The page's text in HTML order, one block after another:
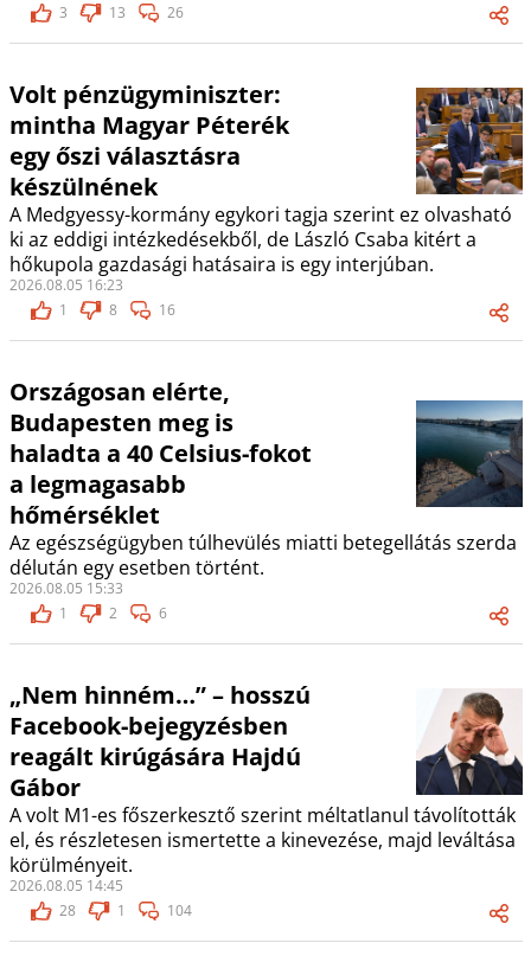
3
13 26
Volt pénzügyminiszter:
mintha Magyar Péterék
egy őszi választásra
készülnének
A Medgyessy-kormány egykori tagja szerint ez olvasható
ki az eddigi intézkedésekből, de László Csaba kitért a
hőkupola gazdasági hatásaira is egy interjúban.
2026.08.05 16:23
1
8 16
Országosan elérte,
Budapesten meg is
haladta a 40 Celsius-fokot
a legmagasabb
hőmérséklet
Az egészségügyben túlhevülés miatti betegellátás szerda
délután egy esetben történt.
2026.08.05 15:33
1
2 6
„Nem hinném…” – hosszú
Facebook-bejegyzésben
reagált kirúgására Hajdú
Gábor
A volt M1-es főszerkesztő szerint méltatlanul távolították
el, és részletesen ismertette a kinevezése, majd leváltása
körülményeit.
2026.08.05 14:45
28
1 104